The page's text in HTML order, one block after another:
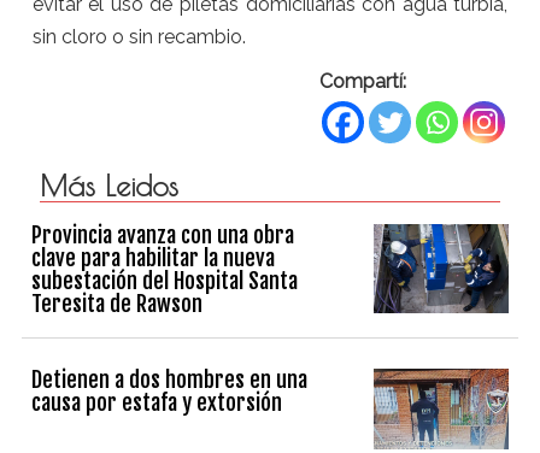
sin cloro o sin recambio.
Compartí:
Más Leidos
Provincia avanza con una obra
clave para habilitar la nueva
subestación del Hospital Santa
Teresita de Rawson
Detienen a dos hombres en una
causa por estafa y extorsión